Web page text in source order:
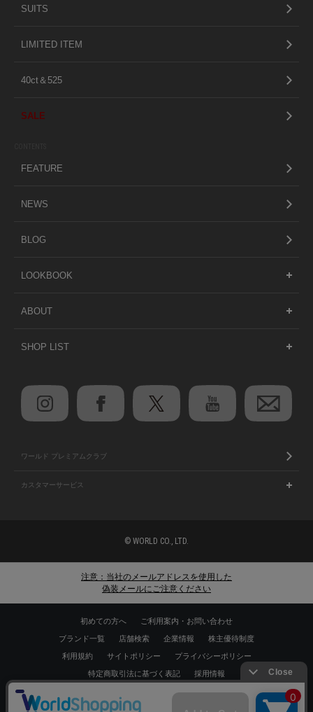
SUITS
LIMITED ITEM
40ct＆525
SALE
FEATURE
NEWS
BLOG
LOOKBOOK
ABOUT
SHOP LIST
ワールド プレミアムクラブ
カスタマーサービス
© WORLD CO., LTD.
注意：当社のメールアドレスを使用した
偽装メールにご注意ください
初めての方へ ご利用案内・お問い合わせ
ブランド一覧 店舗検索 企業情報 株主優待制度
利用規約 サイトポリシー プライバシーポリシー
特定商取引法に基づく表記 採用情報
Copyrights © WORLD CO.,LTD. All rights reserved.